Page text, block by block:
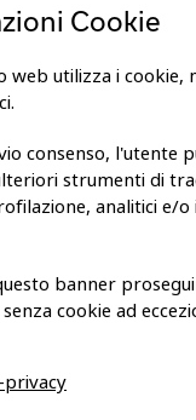
E COOKIE
Cookie
web utilizza i cookie,
consenso, l'utente
strumenti di
analitici e/
banner
cookie ad